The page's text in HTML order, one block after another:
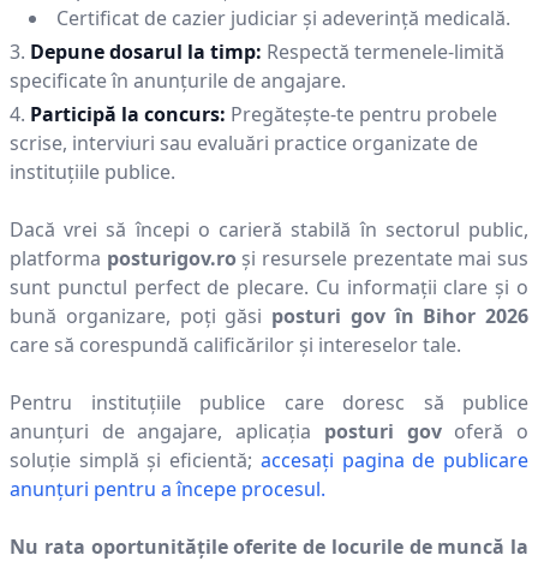
Certificat de cazier judiciar și adeverință medicală.
Depune dosarul la timp: Respectă termenele-limită
specificate în anunțurile de angajare.
Participă la concurs: Pregătește-te pentru probele
scrise, interviuri sau evaluări practice organizate de
instituțiile publice.
Dacă vrei să începi o carieră stabilă în sectorul public,
platforma posturigov.roși resursele prezentate mai sus
sunt punctul perfect de plecare. Cu informații clare și o
bună organizare, poți găsi posturi gov în Bihor 2026
care să corespundă calificărilor și intereselor tale.
Pentru instituțiile publice care doresc să publice
anunțuri de angajare, aplicația posturi govoferă o
soluție simplă și eficientă; accesați pagina de publicare
anunțuri pentru a începe procesul.
Nu rata oportunitățile oferite de locurile de muncă la